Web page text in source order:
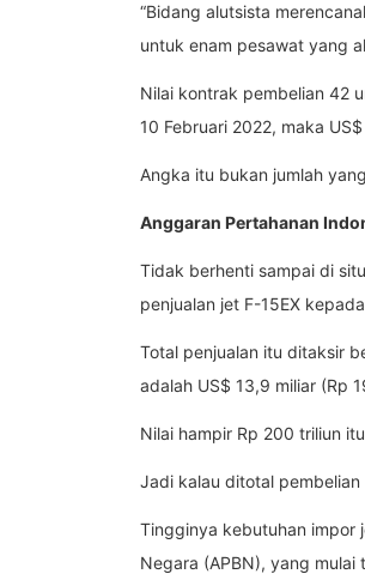
“Bidang alutsista
untuk enam pesawat yang
Nilai kontrak pembelian 42
10 Februari 2022, maka
Angka itu bukan jumlah
Anggaran Pertahanan
Tidak berhenti sampai di
penjualan jet F-15EX
Total penjualan itu ditaksir
adalah US$ 13,9 miliar (Rp
Nilai hampir Rp 200 triliun
Jadi kalau ditotal
Tingginya kebutuhan impor
Negara (APBN), yang